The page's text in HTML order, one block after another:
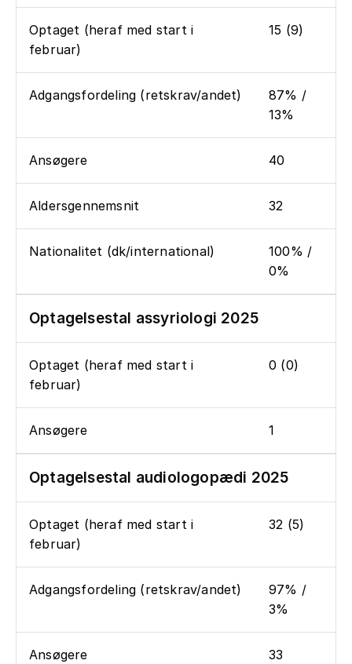
Optaget (heraf med start i
februar)
15 (9)
Adgangsfordeling (retskrav/andet)
87% /
13%
Ansøgere 40
Aldersgennemsnit 32
Nationalitet (dk/international)
100% /
0%
Optagelsestal assyriologi 2025
Optaget (heraf med start i
februar)
0 (0)
Ansøgere 1
Optagelsestal audiologopædi 2025
Optaget (heraf med start i
februar)
32 (5)
Adgangsfordeling (retskrav/andet)
97% /
3%
Ansøgere 33